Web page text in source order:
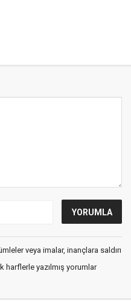
veya imalar, inançlara saldırı
harflerle yazılmış yorumlar